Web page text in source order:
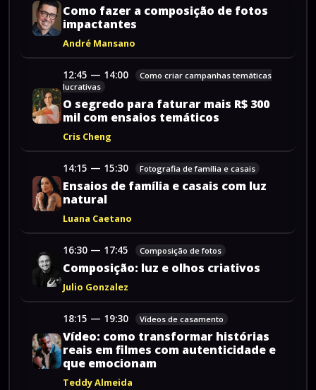
Como fazer a composição de fotos
impactantes
André Mansano
12:45 — 14:00
Como criar campanhas temáticas
lucrativas
O segredo para faturar mais R$ 300
mil com ensaios temáticos
Cris Cheng
14:15 — 15:30 Fotografia de família e casais
Ensaios de família e casais com luz
natural
Luana Caetano
16:30 — 17:45 Composição de fotos
Composição: luz e olhos criativos
Julio Gonzalez
18:15 — 19:30 Vídeos de casamento
Vídeo: como transformar histórias
reais emfilmes com autenticidade e
que emocionam
Teddy Almeida